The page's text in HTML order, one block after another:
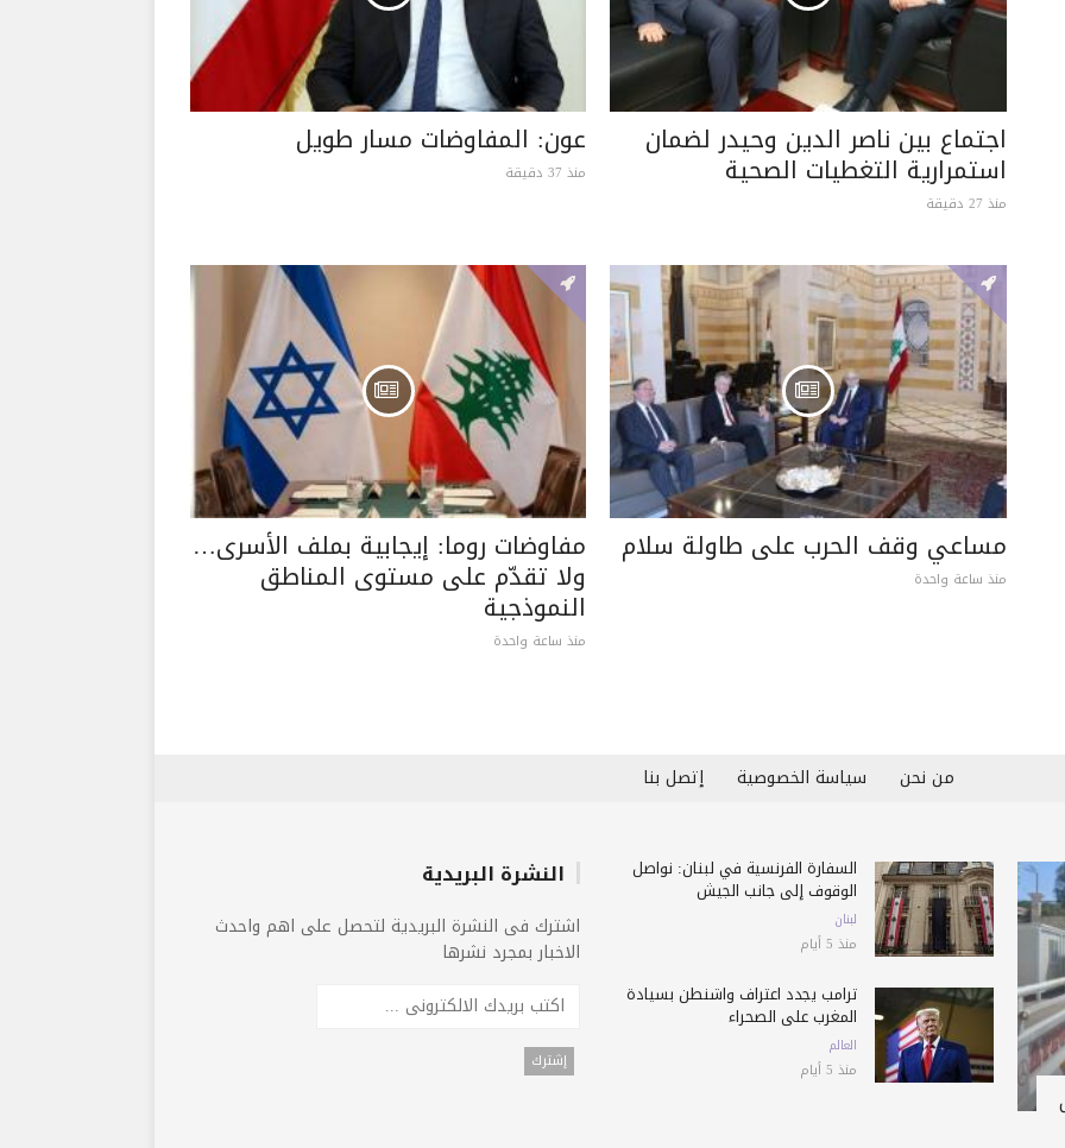
اجتماع بين ناصر الدين وحيدر لضمان
استمرارية التغطيات الصحية
منذ 27 دقيقة
عون: المفاوضات مسار طويل
منذ 37 دقيقة
مساعي وقف الحرب على طاولة سلام
منذ ساعة واحدة
مفاوضات روما: إيجابية بملف الأسرى…
ولا تقدّم على مستوى المناطق
النموذجية
منذ ساعة واحدة
من نحن سياسة الخصوصية إتصل بنا
السفارة الفرنسية في لبنان: نواصل
الوقوف إلى جانب الجيش
لبنان
منذ 5 أيام
ترامب يجدد اعتراف واشنطن بسيادة
المغرب على الصحراء
العالم
منذ 5 أيام
النشرة البريدية
اشترك فى النشرة البريدية لتحصل على اهم واحدث
الاخبار بمجرد نشرها